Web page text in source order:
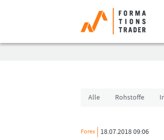
Alle Rohstoffe
Forex 18.07.2018 09:06